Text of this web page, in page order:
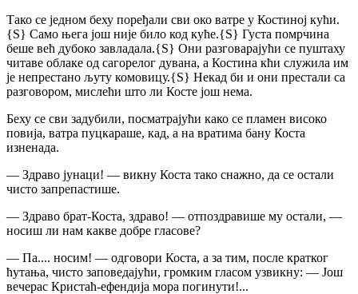
Тако се једном беху поређали сви око ватре у Костиној кући.
{S} Само њега још није било код куће.{S} Густа помрчина
беше већ дубоко завладала.{S} Они разговарајући се пуштаху
читаве облаке од сагорелог дувана, а Костина кћи служила им
је непрестано љуту комовицу.{S} Некад би и они престали са
разговором, мислећи што ли Косте још нема.
Беху се сви задубили, посматрајући како се пламен високо
повија, ватра пуцкараше, кад, а на вратима бану Коста
изненада.
— Здраво јунаци! — викну Коста тако снажно, да се остали
чисто запрепастише.
— Здраво брат-Коста, здраво! — отпоздравише му остали, —
носиш ли нам какве добре гласове?
— Па.... носим! — одговори Коста, а за тим, после кратког
ћутања, чисто заповедајући, громким гласом узвикну: — Још
вечерас Кристаћ-ефендија мора погинути!...